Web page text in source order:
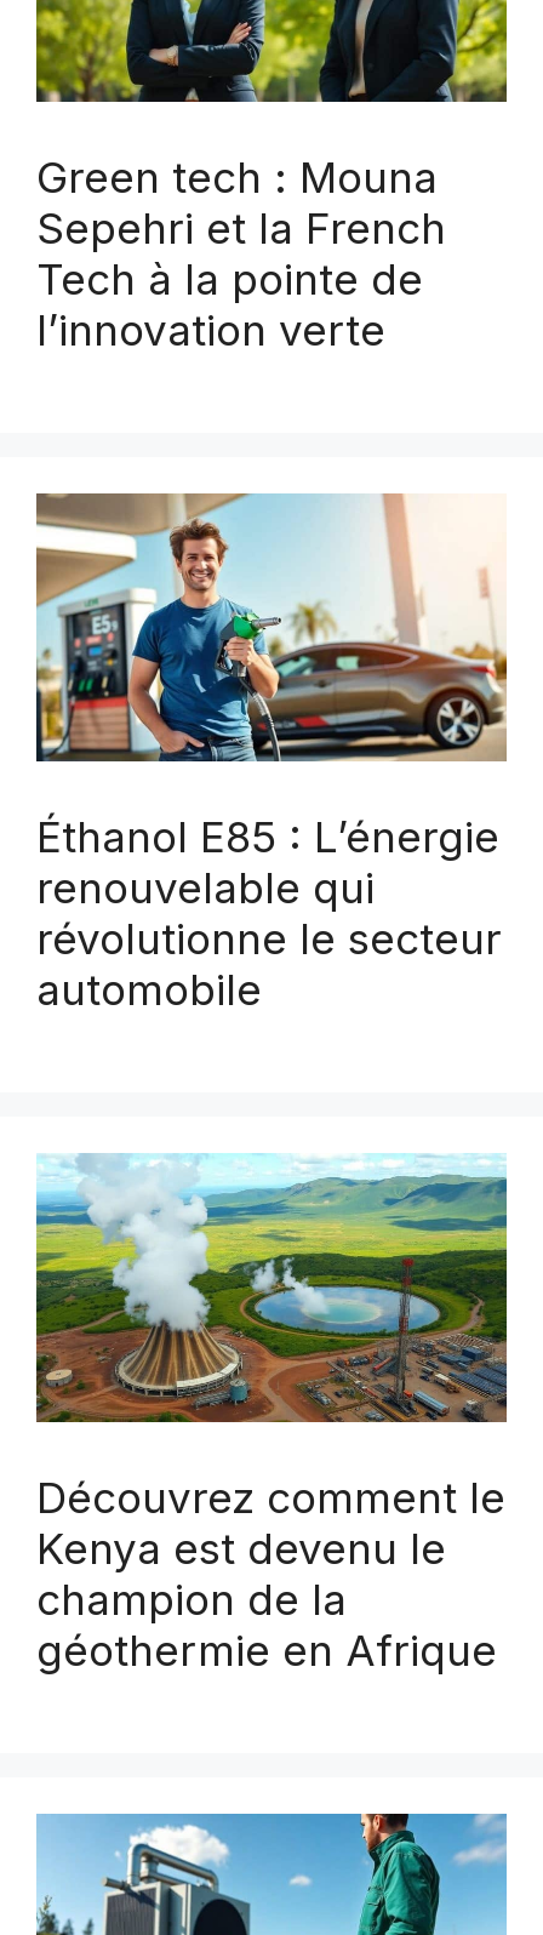
Green tech : Mouna
Sepehri et la French
Tech à la pointe de
l’innovation verte
Éthanol E85 : L’énergie
renouvelable qui
révolutionne le secteur
automobile
Découvrez comment le
Kenya est devenu le
champion de la
géothermie en Afrique